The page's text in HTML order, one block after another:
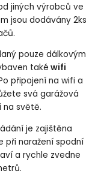
jiných výrobců ve
jsou dodávány 2ks
pouze dálkovým
také wifi
připojení na wifi a
svá garážová
na světě.
je zajištěna
při naražení spodní
a rychle zvedne